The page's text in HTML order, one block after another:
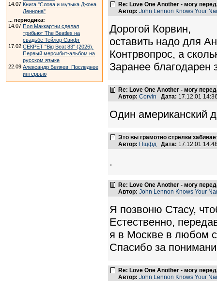
14.07 Книга "Слова и музыка Джона
Леннона"
... периодика:
14.07 Пол Маккартни сделал
трибьют The Beatles на
свадьбе Тейлор Свифт
17.02 СЕКРЕТ "Big Beat 83" (2026).
Первый мерсибит-альбом на
русском языке
22.09 Александр Беляев. Последнее
интервью
Re: Love One Another - могу
Автор: John Lennon Knows Your
Дорогой Корвин,
оставить надо для
Контрвопрос, а
Заранее благодарен
Re: Love One Another - могу
Автор: Corvin Дата: 17.12.01
Один американский
Это вы грамотно стрелки
Автор: Пщфд Дата: 17.12.01
.
Re: Love One Another - могу
Автор: John Lennon Knows Your
Я позвоню Стасу,
Естественно,
я в Москве в любом
Спасибо за
Re: Love One Another - могу
Автор: John Lennon Knows Your